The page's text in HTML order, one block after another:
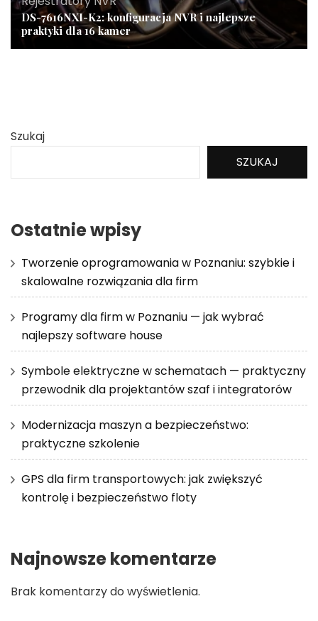
DS-7616NXI-K2: konfiguracja NVR i najlepsze
praktyki dla 16 kamer
Szukaj
SZUKAJ
Ostatnie wpisy
Tworzenie oprogramowania w Poznaniu: szybkie i
skalowalne rozwiązania dla firm
Programy dla firm w Poznaniu — jak wybrać
najlepszy software house
Symbole elektryczne w schematach — praktyczny
przewodnik dla projektantów szaf i integratorów
Modernizacja maszyn a bezpieczeństwo:
praktyczne szkolenie
GPS dla firm transportowych: jak zwiększyć
kontrolę i bezpieczeństwo floty
Najnowsze komentarze
Brak komentarzy do wyświetlenia.